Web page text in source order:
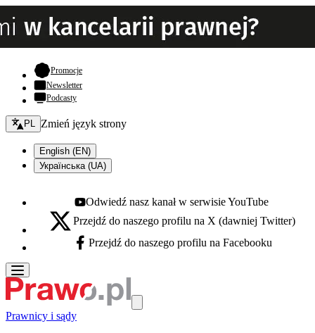
Promocje- otwiera się w nowej karcie
Newsletter
Podcasty
Zmień język - bieżący:
PL Zmień język strony
English (EN)
Українська (UA)
Youtube - otwiera się w nowej karcie
Odwiedź nasz kanał w serwisie YouTube
X - otwiera się w nowej karcie
Przejdź do naszego profilu na X (dawniej Twitter)
Facebook - otwiera się w nowej karcie
Przejdź do naszego profilu na Facebooku
Prawnicy i sądy